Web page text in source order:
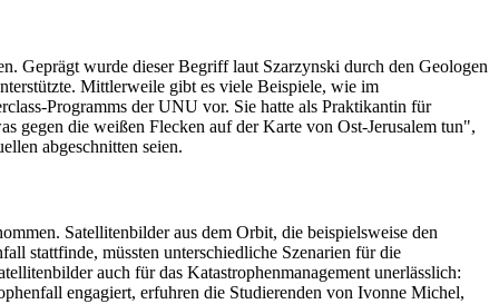
Geprägt wurde dieser Begriff laut Szarzynski durch den Geologen
Mittlerweile gibt es viele Beispiele, wie im
Programms der UNU vor. Sie hatte als Praktikantin für
gegen die weißen Flecken auf der Karte von Ost-Jerusalem tun",
abgeschnitten seien.
Satellitenbilder aus dem Orbit, die beispielsweise den
stattfinde, müssten unterschiedliche Szenarien für die
auch für das Katastrophenmanagement unerlässlich:
engagiert, erfuhren die Studierenden von Ivonne Michel,